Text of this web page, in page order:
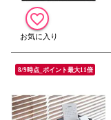
8/9時点_ポイント最大11倍